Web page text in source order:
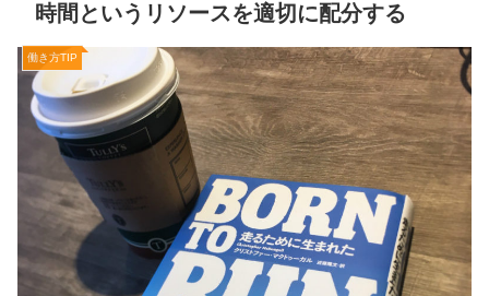
時間というリソースを適切に配分する
働き方TIP